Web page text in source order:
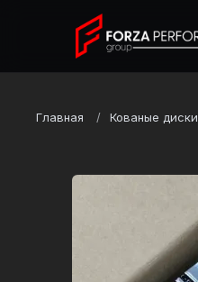
Главная Кованые диски